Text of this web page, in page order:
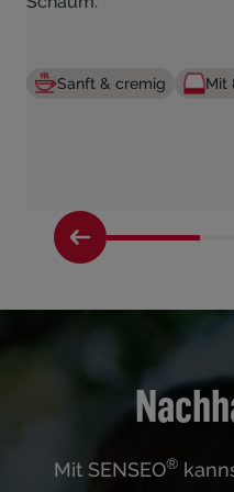
Sanft & cremig Mit
Mit SENSEO®